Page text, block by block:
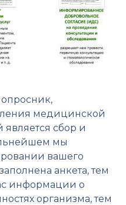
медицинской
является сбор и
мы
вашего
анкета, тем
информации о
организма, тем